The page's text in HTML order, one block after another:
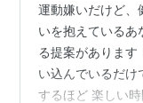
運動嫌いだけど
いを抱えているあ
る提案があります
い込んでいるだけ
するほど 楽しい